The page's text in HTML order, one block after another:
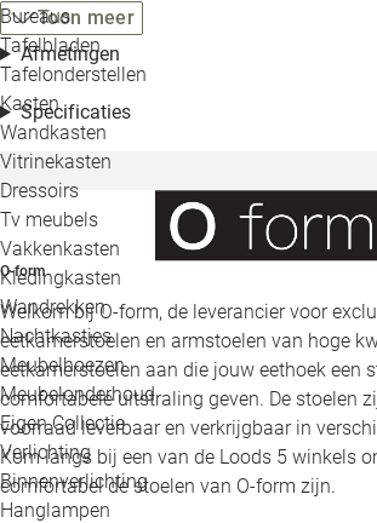
Bureaus
Tafelbladen
Tafelonderstellen
Kasten
Wandkasten
Vitrinekasten
Dressoirs
Tv meubels
Vakkenkasten
Kledingkasten
Wandrekken
Nachtkastjes
Meubelhoezen
Meubelonderhoud
Eigen Collectie
Verlichting
Binnenverlichting
Hanglampen
Toon meer
Afmetingen
Specificaties
O-form
Welkom bij O-form, de leverancier voor
eetkamerstoelen en armstoelen van hoge
eetkamerstoelen aan die jouw eethoek een
comfortabele uitstraling geven. De stoelen
voorraad leverbaar en verkrijgbaar in
Kom langs bij een van de Loods 5 winkels
comfortabel de stoelen van O-form zijn.